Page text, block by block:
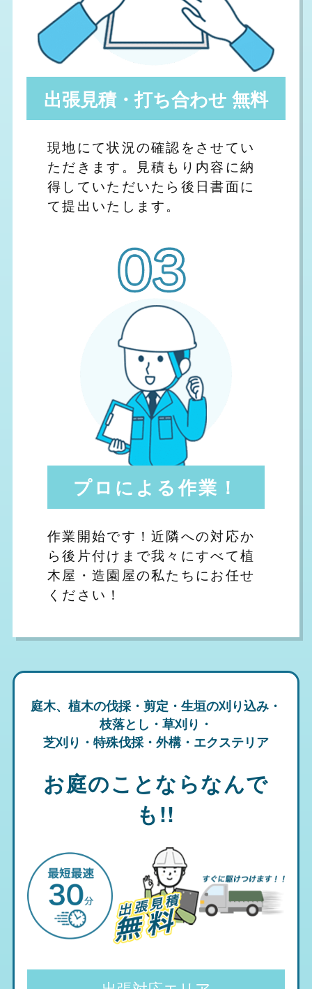
出張見積・打ち合わせ 無料
現地にて状況の確認をさせてい
ただきます。見積もり内容に納
得していただいたら後日書面に
て提出いたします。
プロによる作業！
作業開始です！近隣への対応か
ら後片付けまで我々にすべて植
木屋・造園屋の私たちにお任せ
ください！
庭木、植木の伐採・剪定・生垣の刈り込み・
枝落とし・草刈り・
芝刈り・特殊伐採・外構・エクステリア
お庭のことならなんで
も!!